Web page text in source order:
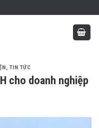
, TIN TỨC
cho doanh nghiệp